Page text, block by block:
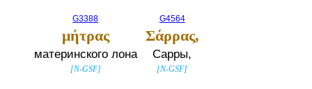
G3388
μήτρας
материнского лона
[N-GSF]
G4564
Σάρρας,
Сарры,
[N-GSF]